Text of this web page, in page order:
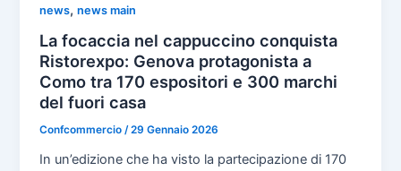
news,news main
La focaccia nel cappuccino conquista
Ristorexpo: Genova protagonista a
Como tra 170 espositori e 300 marchi
del fuori casa
Confcommercio/29 Gennaio 2026
In un’edizione che ha visto la partecipazione di 170